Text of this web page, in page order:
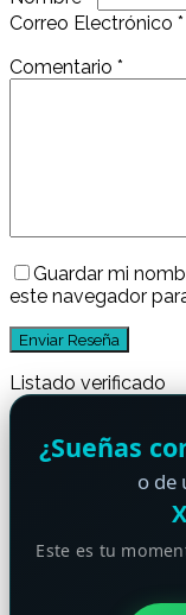
Correo Electrónico *
Comentario *
Guardar mi
este navegador
Listado verificado
¿Sueñas
o de
Este es tu